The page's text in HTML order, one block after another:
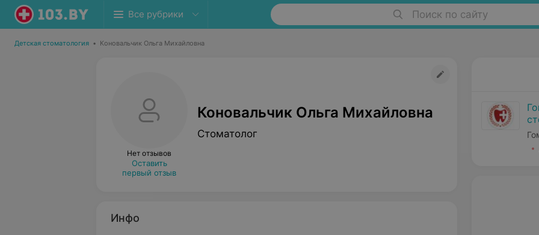
Все рубрики Поиск по сайту
Детская стоматология • Коновальчик Ольга Михайловна
Нет отзывов
Оставить
первый отзыв
Коновальчик Ольга Михайловна
Стоматолог
Инфо